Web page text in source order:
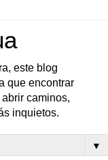
este blog
que encontrar
caminos,
inquietos.
▼